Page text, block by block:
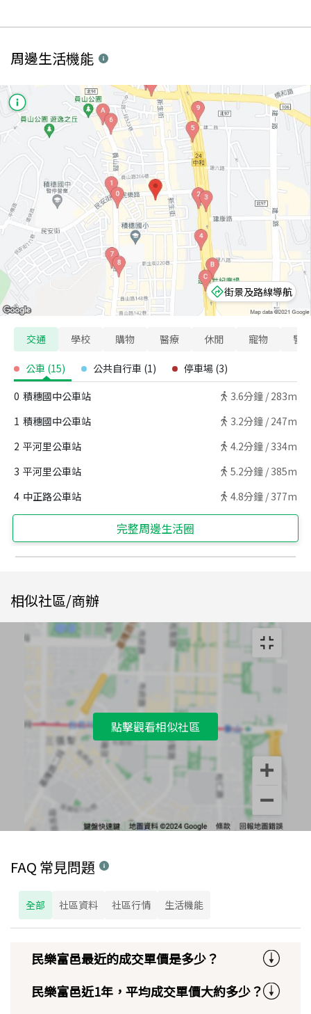
周邊生活機能
街景及路線導航
交通 學校 購物 醫療 休閒 寵物 警
公車 (15) 公共自行車 (1) 停車場 (3)
0 積穗國中公車站 3.6分鐘 / 283m
1 積穗國中公車站 3.2分鐘 / 247m
2 平河里公車站 4.2分鐘 / 334m
3 平河里公車站 5.2分鐘 / 385m
4 中正路公車站 4.8分鐘 / 377m
完整周邊生活圈
相似社區/商辦
點擊觀看相似社區
FAQ 常見問題
全部 社區資料 社區行情 生活機能
民樂富邑最近的成交單價是多少？
民樂富邑近1年，平均成交單價大約多少？